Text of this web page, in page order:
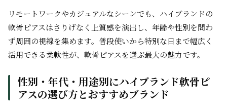
リモートワークやカジュアルなシーンでも、ハイブランドの
軟骨ピアスはさりげなく上質感を演出し、年齢や性別を問わ
ず周囲の視線を集めます。普段使いから特別な日まで幅広く
活用できる柔軟性が、軟骨ピアスを選ぶ最大の魅力です。
性別・年代・用途別にハイブランド軟骨ピ
アスの選び方とおすすめブランド